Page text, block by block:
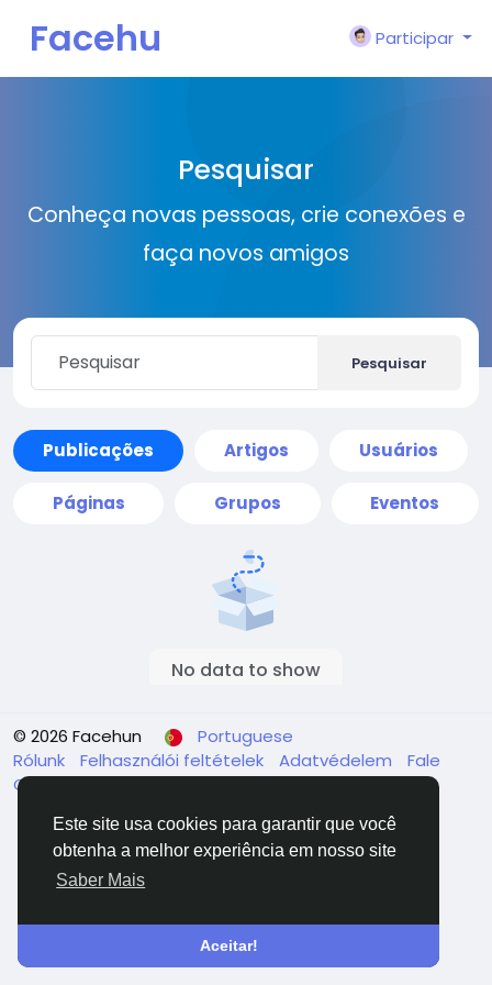
Este site usa cookies para garantir que você
obtenha a melhor experiência em nosso site
Saber Mais
Aceitar!
Facehu
Participar
Pesquisar
Conheça novas pessoas, crie conexões e
faça novos amigos
Pesquisar
Publicações Artigos Usuários
Páginas Grupos Eventos
No data to show
© 2026 Facehun
Portuguese
Rólunk
Felhasználói feltételek Adatvédelem
Fale
Conosco